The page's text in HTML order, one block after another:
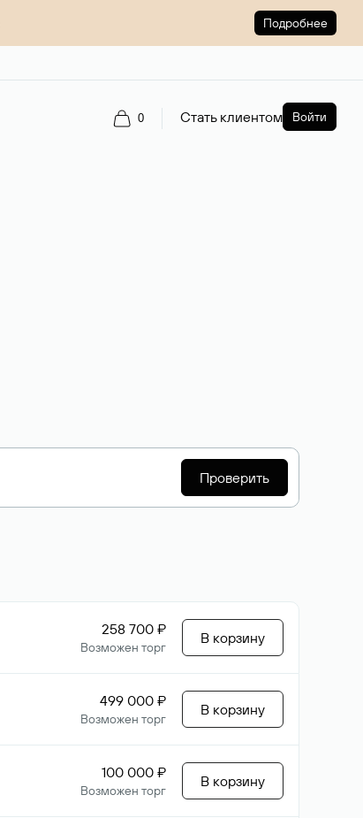
Подробнее
0 Стать клиентом Войти
Проверить
258 700 ₽
Возможен торг
В корзину
499 000 ₽
Возможен торг
В корзину
100 000 ₽
Возможен торг
В корзину